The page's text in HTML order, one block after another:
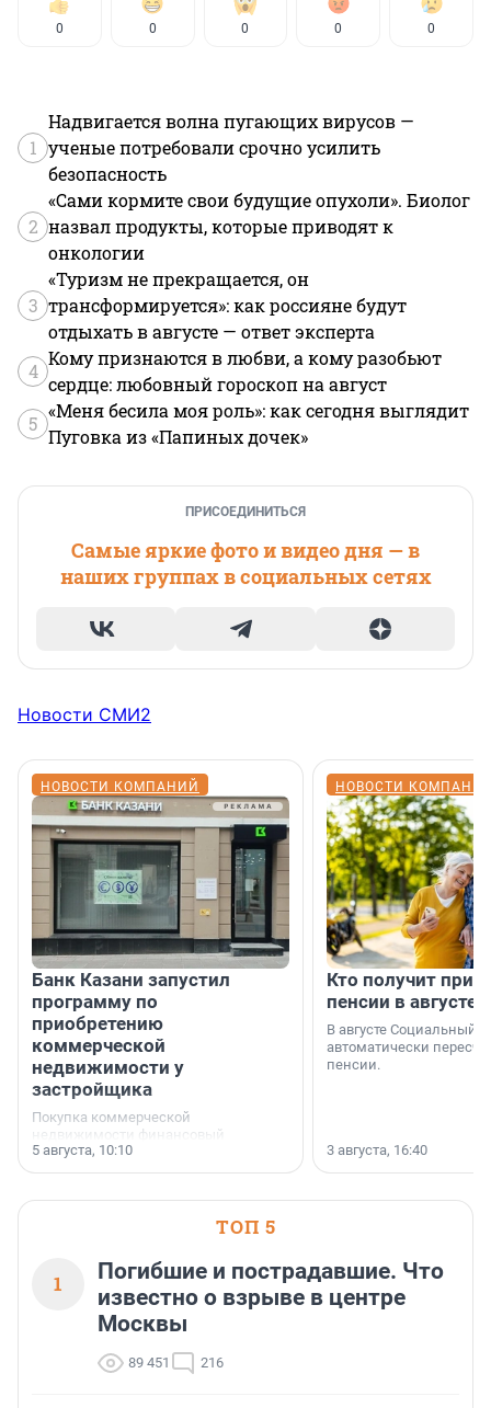
0 0 0 0 0
1
Надвигается волна пугающих вирусов —
ученые потребовали срочно усилить
безопасность
2
«Сами кормите свои будущие опухоли». Биолог
назвал продукты, которые приводят к
онкологии
3
«Туризм не прекращается, он
трансформируется»: как россияне будут
отдыхать в августе — ответ эксперта
4
Кому признаются в любви, а кому разобьют
сердце: любовный гороскоп на август
5
«Меня бесила моя роль»: как сегодня выглядит
Пуговка из «Папиных дочек»
ПРИСОЕДИНИТЬСЯ
Самые яркие фото и видео дня — в
наших группах в социальных сетях
Новости СМИ2
НОВОСТИ КОМПАНИЙ
Банк Казани запустил
программу по
приобретению
коммерческой
недвижимости у
застройщика
Покупка коммерческой
недвижимости финансовый
инструмент, доступный для многих
предпринимателей. Будь то новый
или готовый арендный бизнес —
успех сделки зависит от правильного
5 августа, 10:10
НОВОСТИ
Кто получит
пенсии в августе
В августе Социальный
автоматически
пенсии.
3 августа, 16:40
ТОП 5
1
Погибшие и пострадавшие. Что
известно о взрыве в центре
Москвы
89 451 216